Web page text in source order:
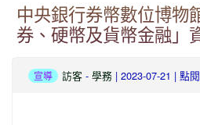
中央銀行券幣數位博物
券、硬幣及貨幣金融」
宣導 訪客 - 學務 | 2023-07-21 | 點